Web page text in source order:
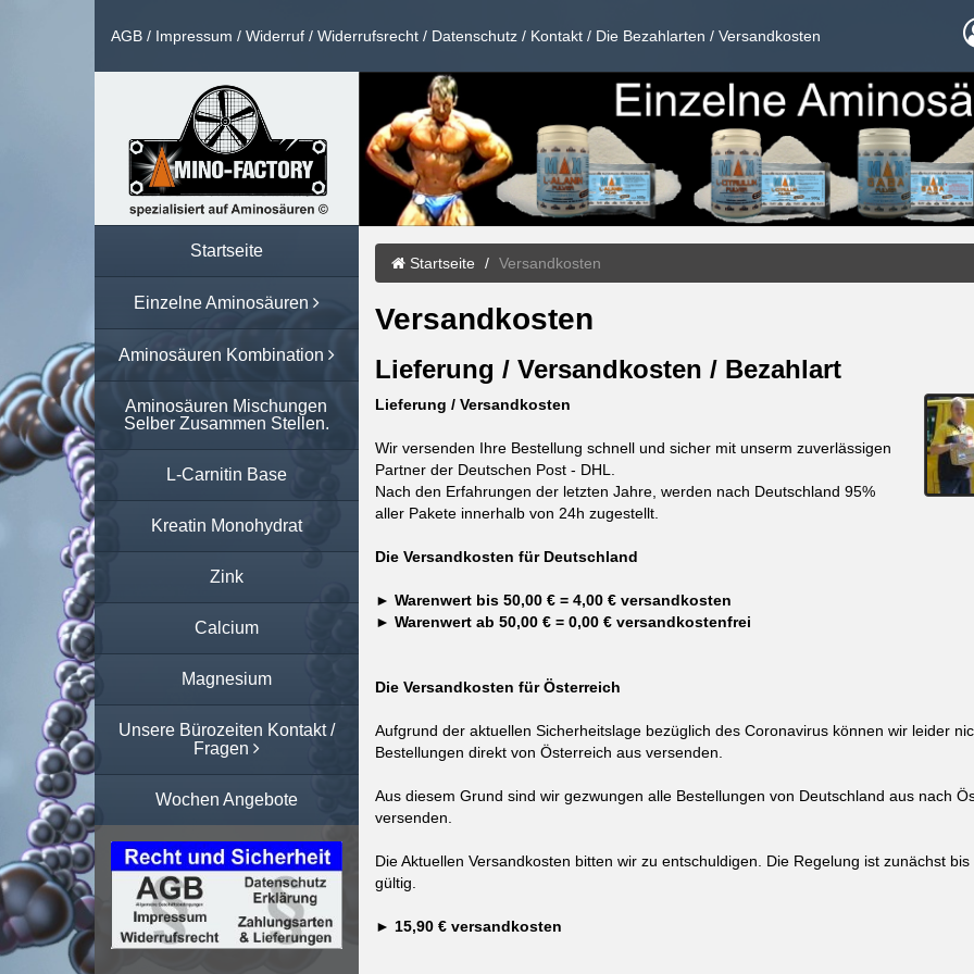
AGB / Impressum / Widerruf / Widerrufsrecht / Datenschutz / Kontakt / Die Bezahlarten / Versandkosten
Startseite
Einzelne Aminosäuren
Aminosäuren Kombination
Aminosäuren Mischungen
Selber Zusammen Stellen.
L-Carnitin Base
Kreatin Monohydrat
Zink
Calcium
Magnesium
Unsere Bürozeiten Kontakt /
Fragen
Wochen Angebote
Startseite Versandkosten
Versandkosten
Lieferung / Versandkosten / Bezahlart
Lieferung / Versandkosten
Wir versenden Ihre Bestellung schnell und sicher mit unserm zuverlässigen
Partner der Deutschen Post - DHL.
Nach den Erfahrungen der letzten Jahre, werden nach Deutschland 95%
aller Pakete innerhalb von 24h zugestellt.
Die Versandkosten für Deutschland
► Warenwert bis 50,00 € = 4,00 € versandkosten
► Warenwert ab 50,00 € = 0,00 € versandkostenfrei
Die Versandkosten für Österreich
Aufgrund der aktuellen Sicherheitslage bezüglich des Coronavirus können wir leider
Bestellungen direkt von Österreich aus versenden.
Aus diesem Grund sind wir gezwungen alle Bestellungen von Deutschland aus nach
versenden.
Die Aktuellen Versandkosten bitten wir zu entschuldigen. Die Regelung ist zunächst
gültig.
► 15,90 € versandkosten